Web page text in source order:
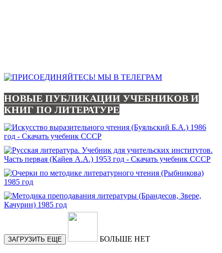
НОВЫЕ ПУБЛИКАЦИИ УЧЕБНИКОВ И
КНИГ ПО ЛИТЕРАТУРЕ
ЗАГРУЗИТЬ ЕЩЕ БОЛЬШЕ НЕТ